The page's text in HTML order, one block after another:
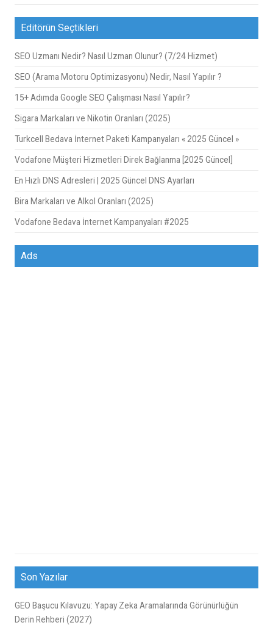
Editörün Seçtikleri
SEO Uzmanı Nedir? Nasıl Uzman Olunur? (7/24 Hizmet)
SEO (Arama Motoru Optimizasyonu) Nedir, Nasıl Yapılır ?
15+ Adımda Google SEO Çalışması Nasıl Yapılır?
Sigara Markaları ve Nikotin Oranları (2025)
Turkcell Bedava İnternet Paketi Kampanyaları « 2025 Güncel »
Vodafone Müşteri Hizmetleri Direk Bağlanma [2025 Güncel]
En Hızlı DNS Adresleri | 2025 Güncel DNS Ayarları
Bira Markaları ve Alkol Oranları (2025)
Vodafone Bedava İnternet Kampanyaları #2025
Ads
Son Yazılar
GEO Başucu Kılavuzu: Yapay Zeka Aramalarında Görünürlüğün
Derin Rehberi (2027)